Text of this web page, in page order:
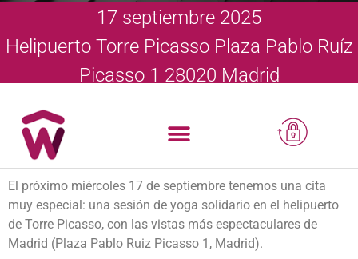
17 septiembre 2025
Helipuerto Torre Picasso Plaza Pablo Ruíz
Picasso 1 28020 Madrid
El próximo miércoles 17 de septiembre tenemos una cita
muy especial: una sesión de yoga solidario en el helipuerto
de Torre Picasso, con las vistas más espectaculares de
Madrid (Plaza Pablo Ruiz Picasso 1, Madrid).